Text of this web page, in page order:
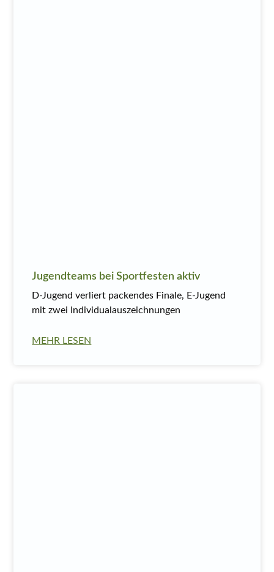
Jugendteams bei Sportfesten aktiv
D-Jugend verliert packendes Finale, E-Jugend
mit zwei Individualauszeichnungen
MEHR LESEN